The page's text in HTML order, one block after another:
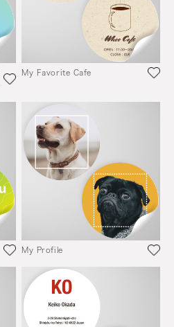
My Favorite Cafe
My Profile